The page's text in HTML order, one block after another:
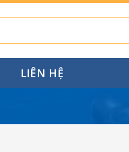
LIÊN HỆ